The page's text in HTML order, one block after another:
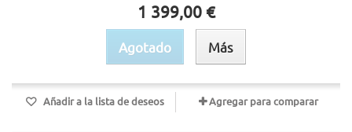
1 399,00 €
Agotado Más
Añadir a la lista de deseos Agregar para comparar